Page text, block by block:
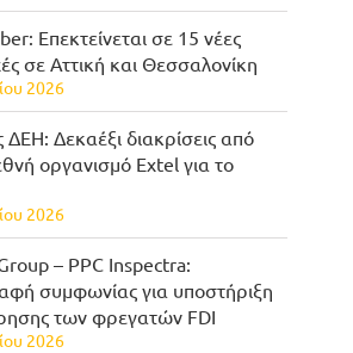
Επεκτείνεται σε 15 νέες
σε Αττική και Θεσσαλονίκη
2026
ΔΕΗ: Δεκαέξι διακρίσεις από
οργανισμό Extel για το
2026
– PPC Inspectra:
συμφωνίας για υποστήριξη
των φρεγατών FDI
2026